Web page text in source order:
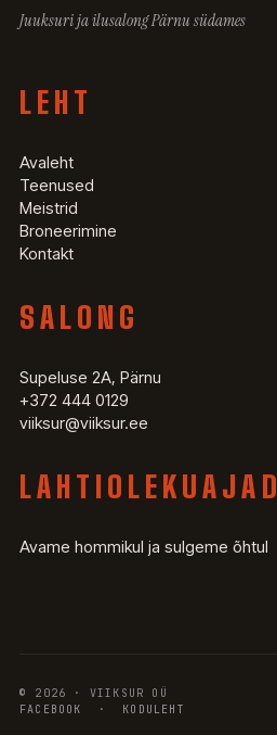
Juuksuri ja ilusalong Pärnu südames
LEHT
Avaleht
Teenused
Meistrid
Broneerimine
Kontakt
SALONG
Supeluse 2A, Pärnu
+372 444 0129
viiksur@viiksur.ee
LAHTIOLEKUAJAD
Avame hommikul ja sulgeme õhtul
© 2026 · VIIKSUR OÜ
FACEBOOK
· KODULEHT